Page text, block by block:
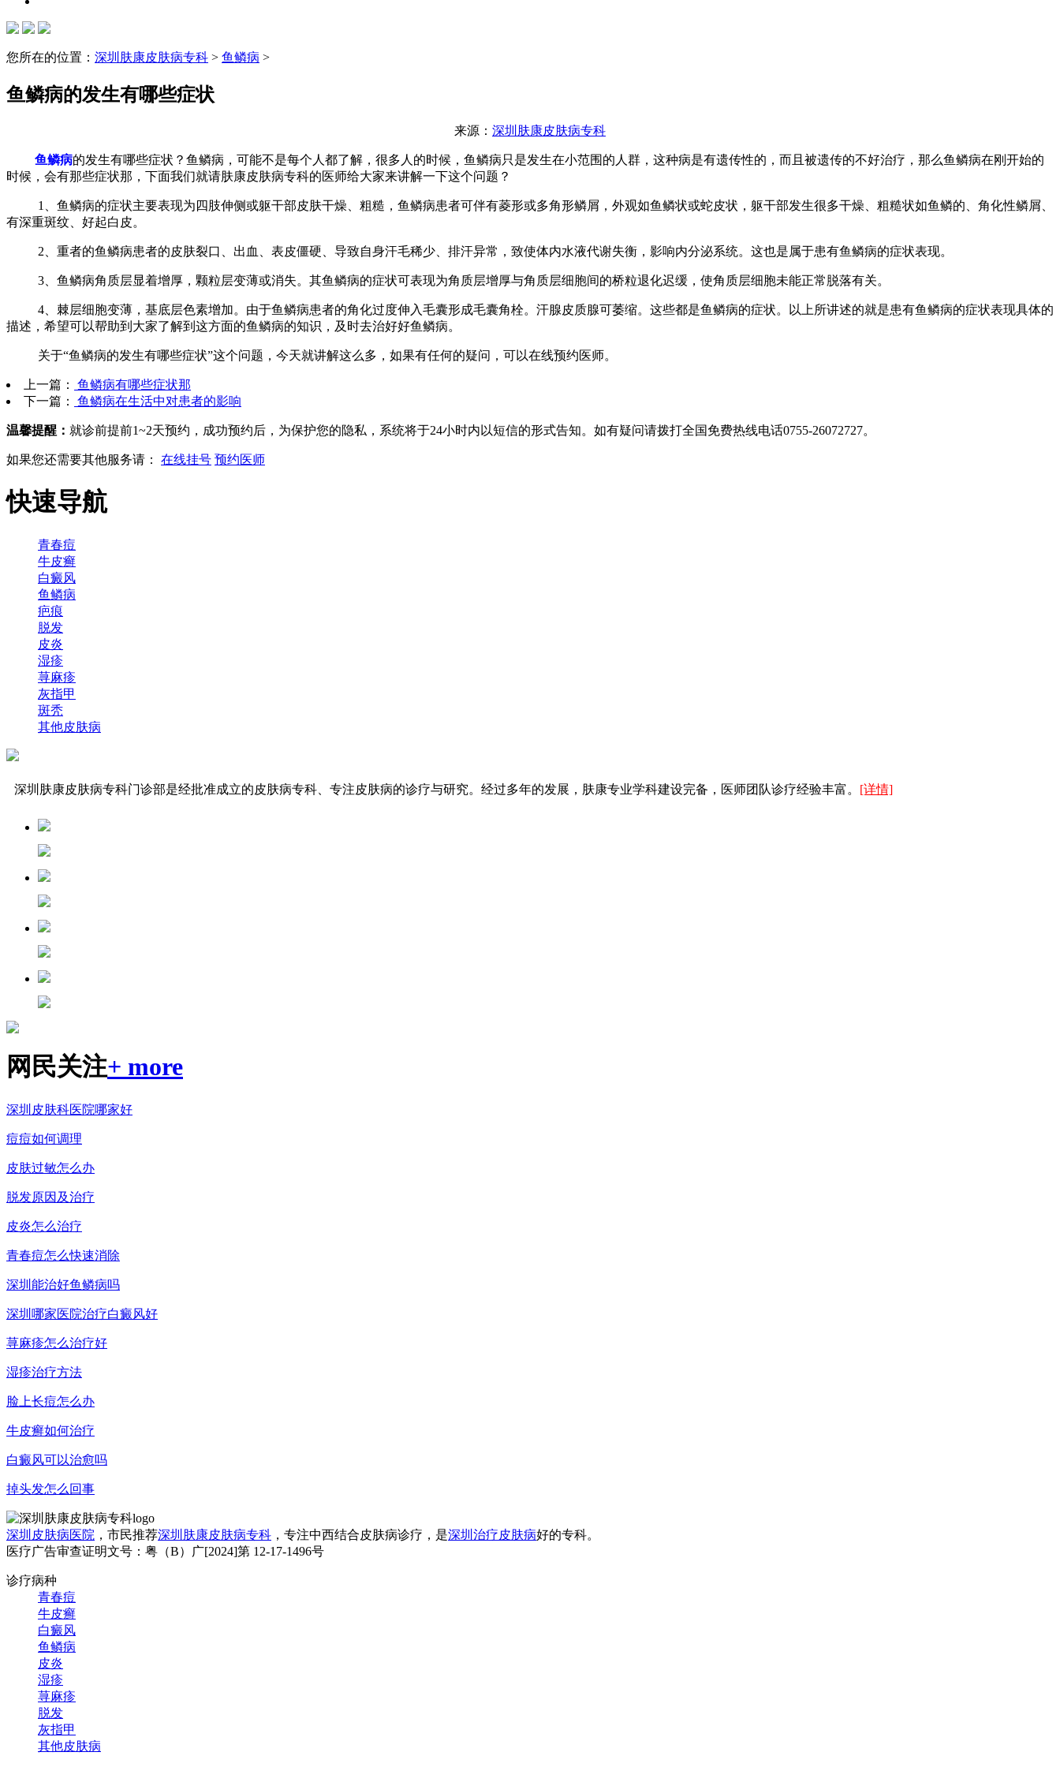
您所在的位置： 深圳肤康皮肤病专科 > 鱼鳞病 >
鱼鳞病的发生有哪些症状
来源： 深圳肤康皮肤病专科
鱼鳞病的发生有哪些症状？鱼鳞病，可能不是每个人都了解，很多人的时候，鱼鳞病只是发生在小范围的人群，这种病是有遗传性的，而且被遗传的不好治疗，那么鱼鳞病在刚开始的
时候，会有那些症状那，下面我们就请肤康皮肤病专科的医师给大家来讲解一下这个问题？
1、鱼鳞病的症状主要表现为四肢伸侧或躯干部皮肤干燥、粗糙，鱼鳞病患者可伴有菱形或多角形鳞屑，外观如鱼鳞状或蛇皮状，躯干部发生很多干燥、粗糙状如鱼鳞的、角化性鳞屑、
有深重斑纹、好起白皮。
2、重者的鱼鳞病患者的皮肤裂口、出血、表皮僵硬、导致自身汗毛稀少、排汗异常，致使体内水液代谢失衡，影响内分泌系统。这也是属于患有鱼鳞病的症状表现。
3、鱼鳞病角质层显着增厚，颗粒层变薄或消失。其鱼鳞病的症状可表现为角质层增厚与角质层细胞间的桥粒退化迟缓，使角质层细胞未能正常脱落有关。
4、棘层细胞变薄，基底层色素增加。由于鱼鳞病患者的角化过度伸入毛囊形成毛囊角栓。汗腺皮质腺可萎缩。这些都是鱼鳞病的症状。以上所讲述的就是患有鱼鳞病的症状表现具体的
描述，希望可以帮助到大家了解到这方面的鱼鳞病的知识，及时去治好好鱼鳞病。
关于“鱼鳞病的发生有哪些症状”这个问题，今天就讲解这么多，如果有任何的疑问，可以在线预约医师。
上一篇：
鱼鳞病有哪些症状那
下一篇：
鱼鳞病在生活中对患者的影响
温馨提醒： 就诊前提前1~2天预约，成功预约后，为保护您的隐私，系统将于24小时内以短信的形式告知。如有疑问请拨打全国免费热线电话0755-26072727。
如果您还需要其他服务请： 在线挂号 预约医师
快速导航
青春痘
牛皮癣
白癜风
鱼鳞病
疤痕
脱发
皮炎
湿疹
荨麻疹
灰指甲
斑秃
其他皮肤病
深圳肤康皮肤病专科门诊部是经批准成立的皮肤病专科、专注皮肤病的诊疗与研究。经过多年的发展，肤康专业学科建设完备，医师团队诊疗经验丰富。 [详情]
网民关注+ more
深圳皮肤科医院哪家好
痘痘如何调理
皮肤过敏怎么办
脱发原因及治疗
皮炎怎么治疗
青春痘怎么快速消除
深圳能治好鱼鳞病吗
深圳哪家医院治疗白癜风好
荨麻疹怎么治疗好
湿疹治疗方法
脸上长痘怎么办
牛皮癣如何治疗
白癜风可以治愈吗
掉头发怎么回事
深圳皮肤病医院 ，市民推荐深圳肤康皮肤病专科 ，专注中西结合皮肤病诊疗，是深圳治疗皮肤病好的专科。
医疗广告审查证明文号：粤（B）广[2024]第 12-17-1496号
诊疗病种
青春痘
牛皮癣
白癜风
鱼鳞病
皮炎
湿疹
荨麻疹
脱发
灰指甲
其他皮肤病